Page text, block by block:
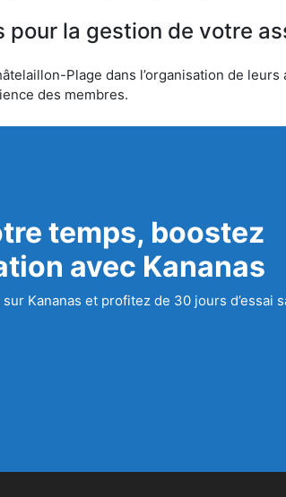
pour la gestion de votre
Plage dans l’organisation de
des membres.
temps, boostez
avec Kananas
Kananas et profitez de 30 jours d’essai